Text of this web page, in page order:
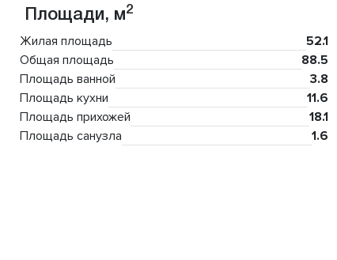
Площади, м2
Жилая площадь
52.1
Общая площадь
88.5
Площадь ванной
3.8
Площадь кухни
11.6
Площадь прихожей
18.1
Площадь санузла
1.6